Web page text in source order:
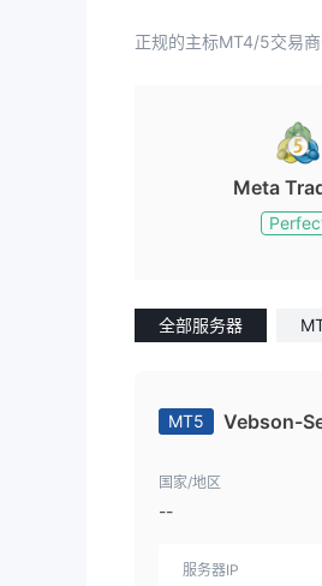
正规的主标MT4/5交易
Meta
全部服务器
MT5 Vebson-
国家/地区
--
服务器IP